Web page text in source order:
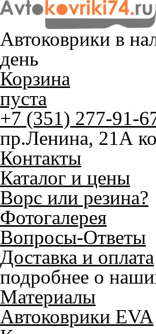
Автоковрики в
день
Корзина
пуста
+7 (351) 277-91-
пр.Ленина, 21А
Контакты
Каталог и цены
Ворс или резина?
Фотогалерея
Вопросы-Ответы
Доставка и оплата
подробнее о
Материалы
Автоковрики EVA